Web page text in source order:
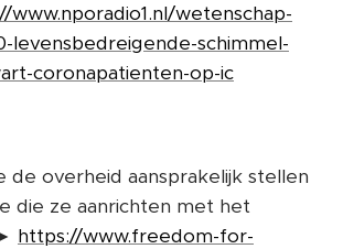
www.nporadio1.nl/wetenschap-
levensbedreigende-schimmel-
coronapatienten-op-ic
de overheid aansprakelijk stellen
die ze aanrichten met het
https://www.freedom-for-